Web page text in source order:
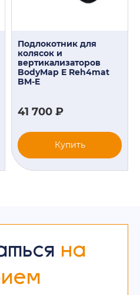
Подлокотник для
колясок и
вертикализаторов
BodyMap E Reh4mat
BM-E
41 700 ₽
Купить
на